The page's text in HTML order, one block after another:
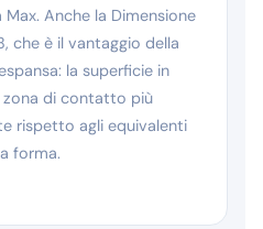
Anche la Dimensione
che è il vantaggio della
la superficie in
di contatto più
rispetto agli equivalenti
forma.